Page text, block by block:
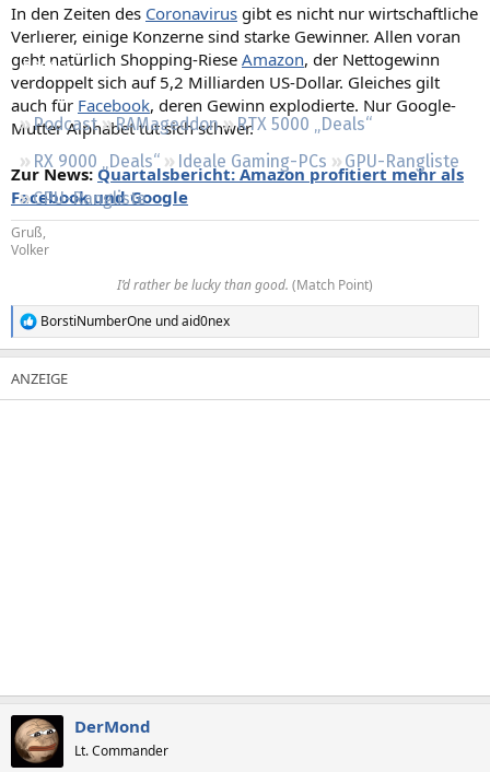
Leserartikel
Regeln
Podcast RAMageddon
RTX 5000 „Deals“
RX 9000 „Deals“
Ideale Gaming-PCs
GPU-Rangliste
CPU-Rangliste
In den Zeiten des Coronavirus gibt es nicht nur wirtschaftliche
Verlierer, einige Konzerne sind starke Gewinner. Allen voran
geht natürlich Shopping-Riese Amazon, der Nettogewinn
verdoppelt sich auf 5,2 Milliarden US-Dollar. Gleiches gilt
auch für Facebook, deren Gewinn explodierte. Nur Google-
Mutter Alphabet tut sich schwer.
Zur News:Quartalsbericht: Amazon profitiert mehr als
Facebook und Google
Gruß,
Volker
I’d rather be lucky than good. (Match Point)​
R
e
a
k
t
BorstiNumberOne undaid0nex
DerMond
Lt. Commander